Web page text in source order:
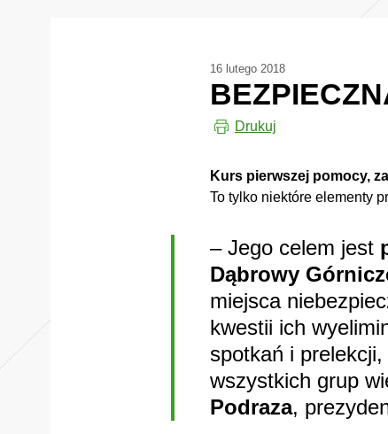
16 lutego 2018
Drukuj
Kurs pierwszej pomocy,
To tylko niektóre elementy
– Jego celem jest
Dąbrowy
miejsca
kwestii ich
spotkań i
wszystkich grup
Podraza,